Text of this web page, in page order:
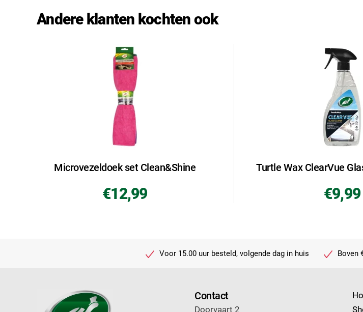
Andere klanten kochten ook
Microvezeldoek set Clean&Shine
€12,99
Turtle Wax ClearVue
€9,99
Voor 15.00 uur besteld, volgende dag in huis Boven
Contact
Doorvaart 2